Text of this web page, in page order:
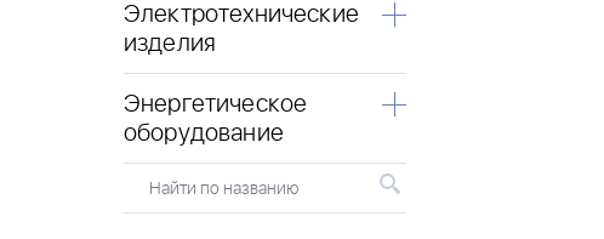
Электротехнические
изделия
Энергетическое
оборудование
Найти по названию